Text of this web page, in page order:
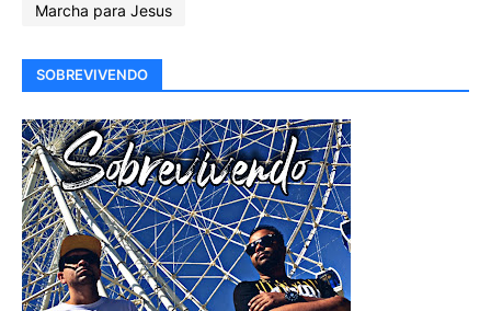
Marcha para Jesus
SOBREVIVENDO